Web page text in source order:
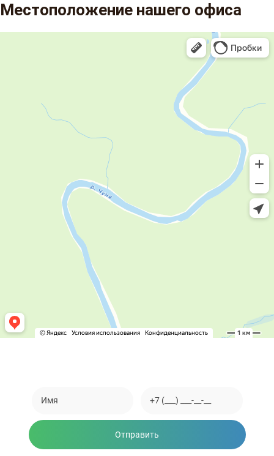
Местоположение нашего офиса
Отправить